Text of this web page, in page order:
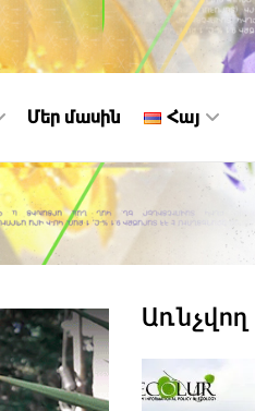
Մեր մասին Հայ
Առնչվող